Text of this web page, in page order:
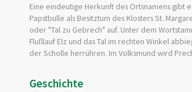
Eine eindeutige Herkunft des Ortsnamens gibt
Papstbulle als Besitztum des Klosters St.
oder "Tal zu Gebrech" auf. Unter dem
Flußlauf Elz und das Tal im rechten Winkel
der Scholle herrühren. Im Volksmund wird
Geschichte